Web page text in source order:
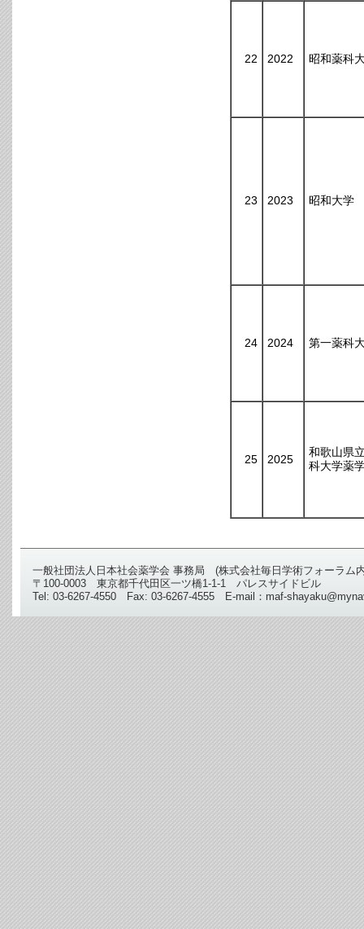
22 2022 昭和薬科
23 2023 昭和大学
24 2024 第一薬科
25 2025
和歌山県
科大学薬
一般社団法人日本社会薬学会 事務局 (株式会社毎日学術フォーラム
〒100-0003 東京都千代田区一ツ橋1-1-1 パレスサイドビル
Tel: 03-6267-4550 Fax: 03-6267-4555 E-mail：maf-